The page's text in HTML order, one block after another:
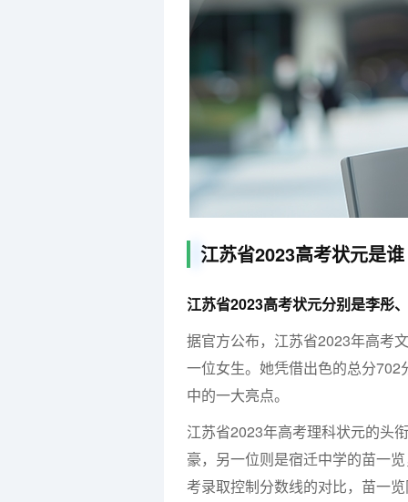
江苏省2023高考状元是谁
江苏省2023高考状元分别是李彤
据官方公布，江苏省2023年高考
一位女生。她凭借出色的总分
中的一大亮点。
江苏省2023年高考理科状元的头
豪，另一位则是宿迁中学的苗一
考录取控制分数线的对比，苗一